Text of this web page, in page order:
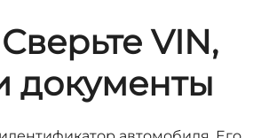
Сверьте VIN,
документы